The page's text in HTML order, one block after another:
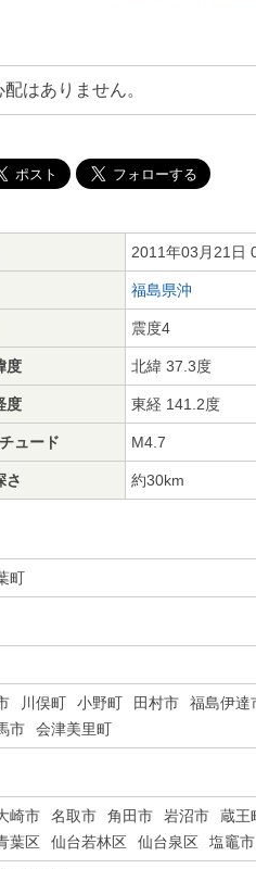
はありません。
2011年03月21日
福島県沖
震度4
度 北緯 37.3度
度 東経 141.2度
ュード M4.7
さ 約30km
町
川俣町 小野町 田村市 福島伊達
市 会津美里町
崎市 名取市 角田市 岩沼市 蔵王
葉区 仙台若林区 仙台泉区 塩竈市